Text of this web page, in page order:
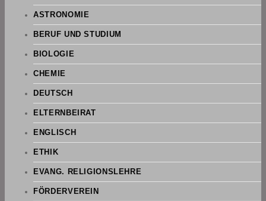
ASTRONOMIE
BERUF UND STUDIUM
BIOLOGIE
CHEMIE
DEUTSCH
ELTERNBEIRAT
ENGLISCH
ETHIK
EVANG. RELIGIONSLEHRE
FÖRDERVEREIN